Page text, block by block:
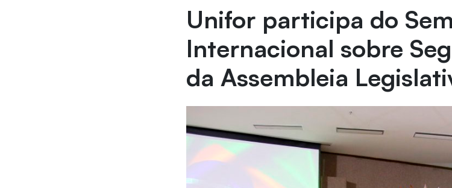
Unifor participa do
Internacional sobre
da Assembleia